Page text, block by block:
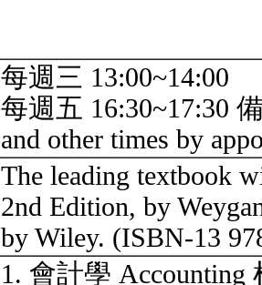
每週三 13:00~14:00
每週五 16:30~17:30
and other times by
The leading textbook
2nd Edition, by
by Wiley. (ISBN-13
1. 會計學